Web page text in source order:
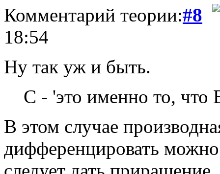
Комментарий теории:#8
18:54
Ну так уж и быть.
C - 'это именно то,
В этом случае
дифференцировать